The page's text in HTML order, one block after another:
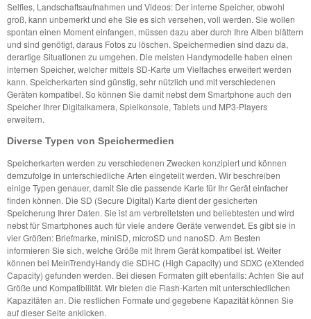
Selfies, Landschaftsaufnahmen und Videos: Der interne Speicher, obwohl
groß, kann unbemerkt und ehe Sie es sich versehen, voll werden. Sie wollen
spontan einen Moment einfangen, müssen dazu aber durch Ihre Alben blättern
und sind genötigt, daraus Fotos zu löschen. Speichermedien sind dazu da,
derartige Situationen zu umgehen. Die meisten Handymodelle haben einen
internen Speicher, welcher mittels SD-Karte um Vielfaches erweitert werden
kann. Speicherkarten sind günstig, sehr nützlich und mit verschiedenen
Geräten kompatibel. So können Sie damit nebst dem Smartphone auch den
Speicher Ihrer Digitalkamera, Spielkonsole, Tablets und MP3-Players
erweitern.
Diverse Typen von Speichermedien
Speicherkarten werden zu verschiedenen Zwecken konzipiert und können
demzufolge in unterschiedliche Arten eingeteilt werden. Wir beschreiben
einige Typen genauer, damit Sie die passende Karte für Ihr Gerät einfacher
finden können. Die SD (Secure Digital) Karte dient der gesicherten
Speicherung Ihrer Daten. Sie ist am verbreitetsten und beliebtesten und wird
nebst für Smartphones auch für viele andere Geräte verwendet. Es gibt sie in
vier Größen: Briefmarke, miniSD, microSD und nanoSD. Am Besten
informieren Sie sich, welche Größe mit Ihrem Gerät kompatibel ist. Weiter
können bei MeinTrendyHandy die SDHC (High Capacity) und SDXC (eXtended
Capacity) gefunden werden. Bei diesen Formaten gilt ebenfalls: Achten Sie auf
Größe und Kompatibilität. Wir bieten die Flash-Karten mit unterschiedlichen
Kapazitäten an. Die restlichen Formate und gegebene Kapazität können Sie
auf dieser Seite anklicken.